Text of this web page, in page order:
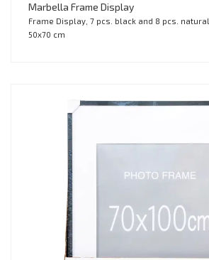
Marbella Frame Display
Frame Display, 7 pcs. black and 8 pcs. natural
50x70 cm